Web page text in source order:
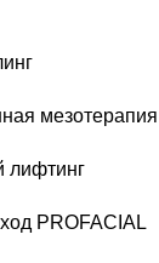
мезотерапия
лифтинг
PROFACIAL